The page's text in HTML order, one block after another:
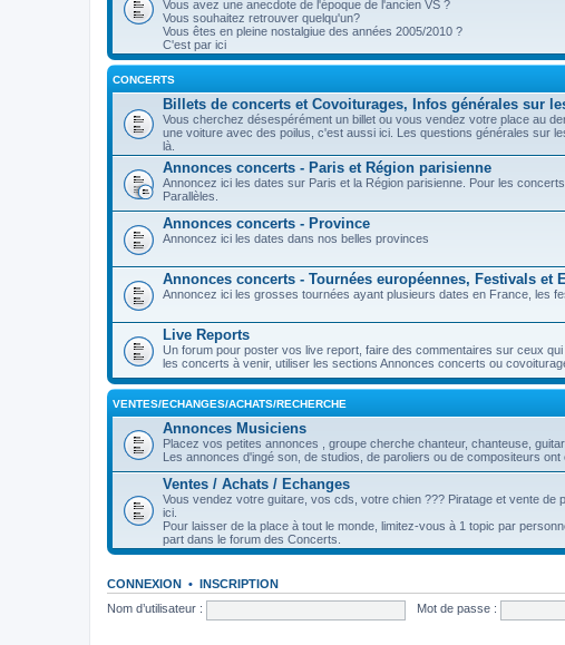
Vous avez une anecdote de l'époque de l'ancien VS ?
Vous souhaitez retrouver quelqu'un?
Vous êtes en pleine nostalgiue des années 2005/2010 ?
C'est par ici
CONCERTS
Billets de concerts et Covoiturages, Infos générales sur
Vous cherchez désespérément un billet ou vous vendez votre place au
une voiture avec des poilus, c'est aussi ici. Les questions générales sur
là.
Annonces concerts - Paris et Région parisienne
Annoncez ici les dates sur Paris et la Région parisienne. Pour les
Parallèles.
Annonces concerts - Province
Annoncez ici les dates dans nos belles provinces
Annonces concerts - Tournées européennes, Festivals et
Annoncez ici les grosses tournées ayant plusieurs dates en France, les
Live Reports
Un forum pour poster vos live report, faire des commentaires sur ceux
les concerts à venir, utiliser les sections Annonces concerts ou
VENTES/ECHANGES/ACHATS/RECHERCHE
Annonces Musiciens
Placez vos petites annonces , groupe cherche chanteur, chanteuse,
Les annonces d'ingé son, de studios, de paroliers ou de compositeurs ont
Ventes / Achats / Echanges
Vous vendez votre guitare, vos cds, votre chien ??? Piratage et vente de
ici.
Pour laisser de la place à tout le monde, limitez-vous à 1 topic par
part dans le forum des Concerts.
CONNEXION • INSCRIPTION
Nom d’utilisateur :
Mot de passe :